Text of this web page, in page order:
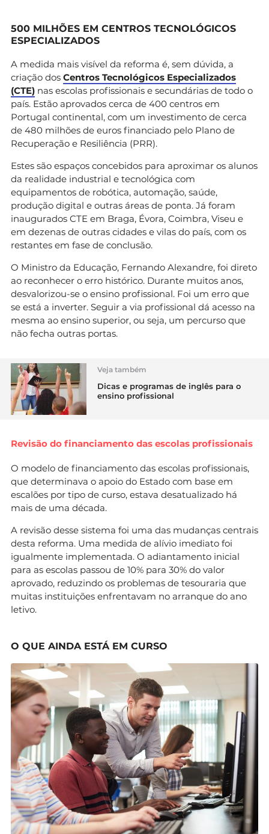
500 MILHÕES EM CENTROS TECNOLÓGICOS
ESPECIALIZADOS
A medida mais visível da reforma é, sem dúvida, a
criação dos Centros Tecnológicos Especializados
(CTE) nas escolas profissionais e secundárias de todo o
país. Estão aprovados cerca de 400 centros em
Portugal continental, com um investimento de cerca
de 480 milhões de euros financiado pelo Plano de
Recuperação e Resiliência (PRR).
Estes são espaços concebidos para aproximar os alunos
da realidade industrial e tecnológica com
equipamentos de robótica, automação, saúde,
produção digital e outras áreas de ponta. Já foram
inaugurados CTE em Braga, Évora, Coimbra, Viseu e
em dezenas de outras cidades e vilas do país, com os
restantes em fase de conclusão.
O Ministro da Educação, Fernando Alexandre, foi direto
ao reconhecer o erro histórico. Durante muitos anos,
desvalorizou-se o ensino profissional. Foi um erro que
se está a inverter. Seguir a via profissional dá acesso na
mesma ao ensino superior, ou seja, um percurso que
não fecha outras portas.
Veja também
Dicas e programas de inglês para o
ensino profissional
Revisão do financiamento das escolas profissionais
O modelo de financiamento das escolas profissionais,
que determinava o apoio do Estado com base em
escalões por tipo de curso, estava desatualizado há
mais de uma década.
A revisão desse sistema foi uma das mudanças centrais
desta reforma. Uma medida de alívio imediato foi
igualmente implementada. O adiantamento inicial
para as escolas passou de 10% para 30% do valor
aprovado, reduzindo os problemas de tesouraria que
muitas instituições enfrentavam no arranque do ano
letivo.
O QUE AINDA ESTÁ EM CURSO